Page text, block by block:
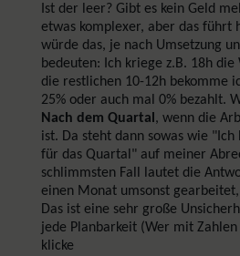
Ist der leer? Gibt es kein Geld
etwas komplexer, aber das führt
würde das, je nach Umsetzung
bedeuten: Ich kriege z.B. 18h die
die restlichen 10-12h bekomme
25% oder auch mal 0% bezahlt.
Nach dem Quartal, wenn die
ist. Da steht dann sowas wie
für das Quartal" auf meiner
schlimmsten Fall lautet die
einen Monat umsonst
Das ist eine sehr große
jede Planbarkeit (Wer mit
klicke